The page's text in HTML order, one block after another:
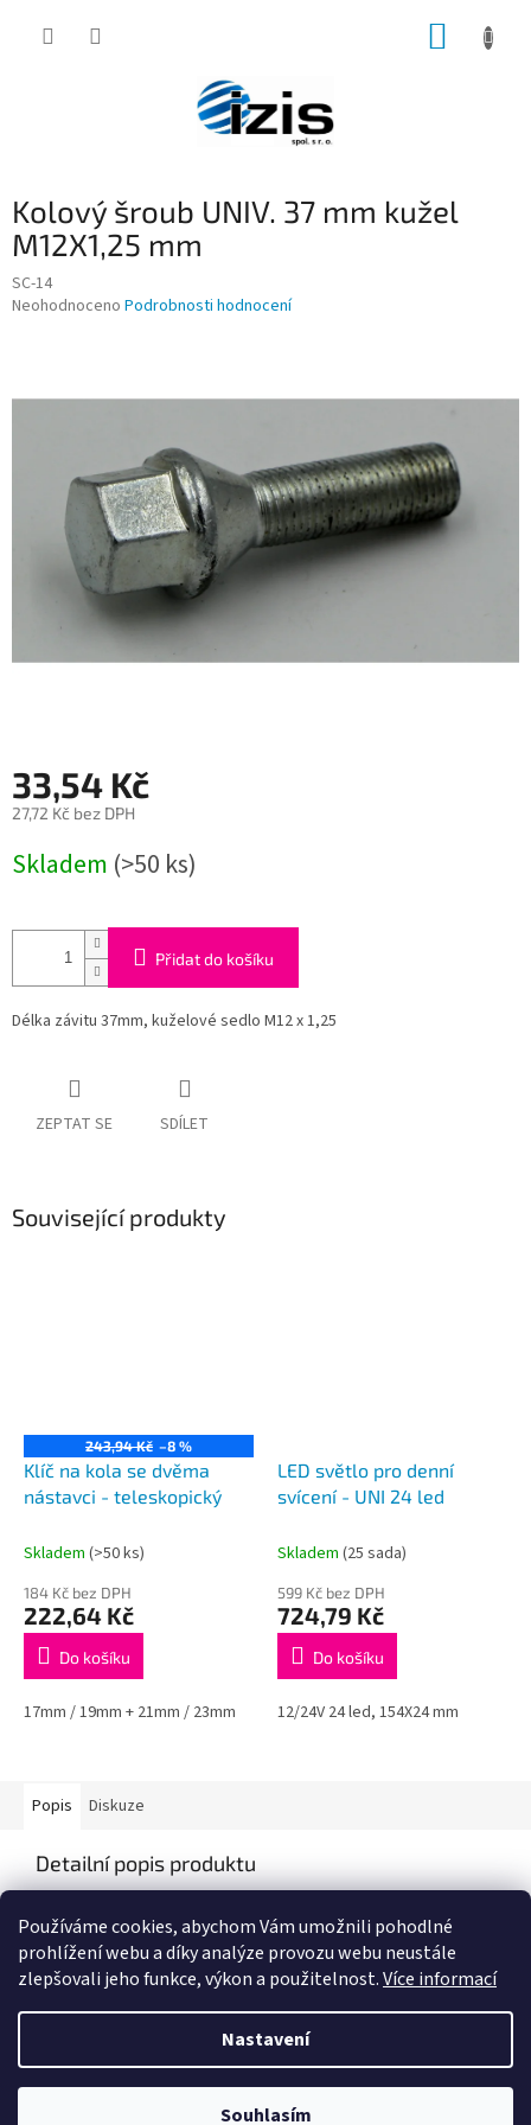
Používáme cookies, abychom Vám umožnili pohodlné
prohlížení webu a díky analýze provozu webu neustále
zlepšovali jeho funkce, výkon a použitelnost.Více informací
Nastavení
Souhlasím
Kolový šroub UNIV. 37 mm kužel
M12X1,25 mm
SC-14
Průměrné
0,0
Neohodnoceno Podrobnosti hodnocení
33,54 Kč
27,72 Kč bez DPH
cena:
Skladem (>50 ks)
Přidat do košíku
Délka závitu 37mm, kuželové sedlo M12 x 1,25
ZEPTAT SE SDÍLET
Související produkty
243,94 Kč –8 %
Klíč na kola se dvěma
nástavci - teleskopický
Skladem (>50 ks)
184 Kč bez DPH
222,64 Kč
Do košíku
17mm / 19mm + 21mm / 23mm
LED světlo pro denní
svícení - UNI 24 led
Skladem (25 sada)
599 Kč bez DPH
724,79 Kč
Do košíku
12/24V 24 led, 154X24 mm
Popis Diskuze
Detailní popis produktu
Vytvořil Shoptet
IZIS Auto. Všechna práva vyhrazena.